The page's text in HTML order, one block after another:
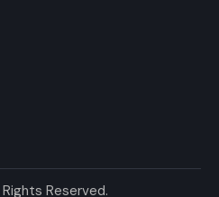
Reserved.